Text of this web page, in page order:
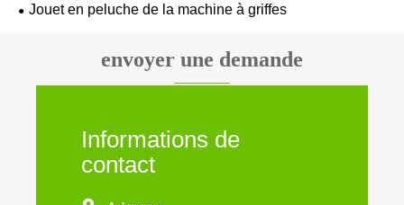
Jouet en peluche de la machine à griffes
envoyer une demande
Informations de
contact